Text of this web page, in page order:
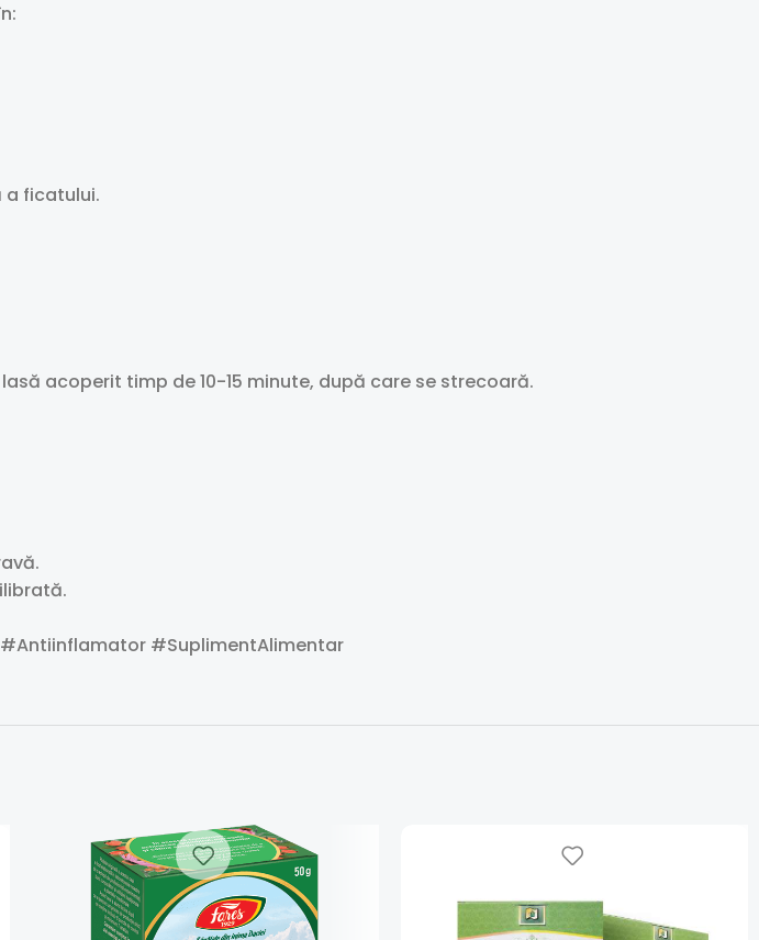
a ficatului.
acoperit timp de 10-15 minute, după care se strecoară.
#SuplimentAlimentar